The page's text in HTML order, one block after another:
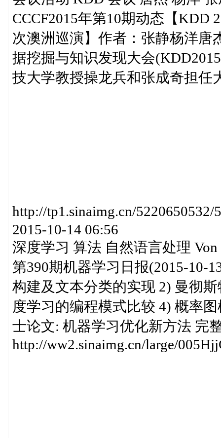
CCCF2015年第10期动态【
次澳洲巡演】作者：张静杨洋唐
据挖掘与知识发现大会
技大学教授操龙兵和张成奇担任
http://tp1.sinaimg.cn/
2015-10-14 06:56
深度学习 算法 自然语言处理 Von
第390期机器学习日报(2015-10-
构建及文本分类的实现 2) 曼彻
度学习的编程模式比较 4) 概率
士论文: 机器学习优化新方法 完
http://ww2.sinaimg.cn/large/